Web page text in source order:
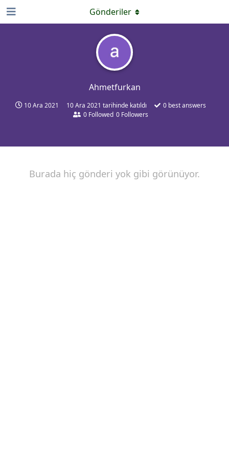
Ahmetfurkan
10 Ara 2021 10 Ara 2021 tarihinde katıldı 0 best answers
0 Followed 0 Followers
Gönderiler
Burada hiç gönderi yok gibi görünüyor.